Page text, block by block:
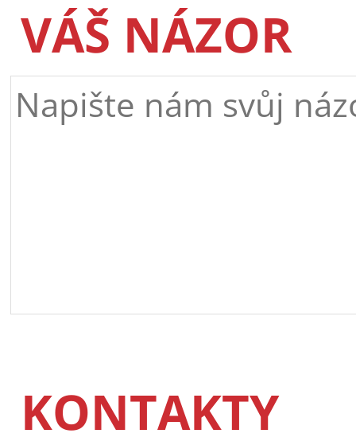
VÁŠ NÁZOR
KONTAKTY